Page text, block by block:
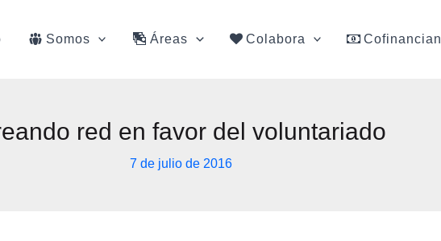
Somos Áreas Colabora Cofinancian
red en favor del voluntariado
7 de julio de 2016